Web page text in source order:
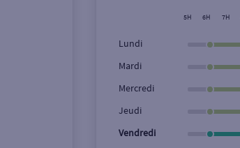
Rue
5H 6H 7H
Lundi
Mardi
Mercredi
Jeudi
Vendredi